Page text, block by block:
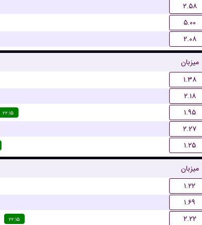
۲.۵۸
۵.۰۰
۲.۰۸
میزبان
۱.۳۸
۲.۱۸
۲۲:۱۵ ۱.۹۵
۲.۲۷
۱.۲۵
میزبان
۱.۲۲
۱.۶۹
۲۲:۱۵ ۲.۲۲